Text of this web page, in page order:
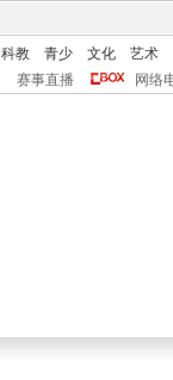
科教 青少 文化
艺术
赛事直播 网络